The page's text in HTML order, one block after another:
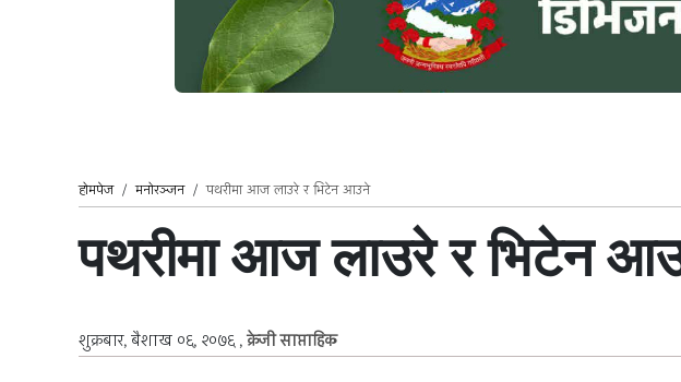
होमपेज / मनोरञ्जन / पथरीमा आज लाउरे र भिटेन आउने
पथरीमा आज लाउरे र भिटेन
शुक्रबार, बैशाख ०६, २०७६, क्रेजी साप्ताहिक